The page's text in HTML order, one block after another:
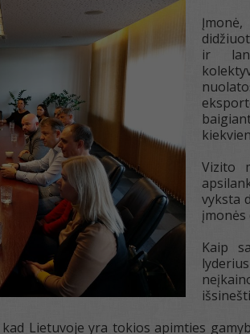
ir
Vizito
vyksta
Kaip
Lietuvoje yra tokios apimties